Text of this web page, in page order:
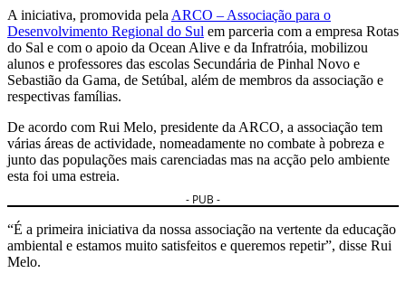
A iniciativa, promovida pela ARCO – Associação para o
Desenvolvimento Regional do Sul em parceria com a empresa Rotas
do Sal e com o apoio da Ocean Alive e da Infratróia, mobilizou
alunos e professores das escolas Secundária de Pinhal Novo e
Sebastião da Gama, de Setúbal, além de membros da associação e
respectivas famílias.
De acordo com Rui Melo, presidente da ARCO, a associação tem
várias áreas de actividade, nomeadamente no combate à pobreza e
junto das populações mais carenciadas mas na acção pelo ambiente
esta foi uma estreia.
- PUB -
“É a primeira iniciativa da nossa associação na vertente da educação
ambiental e estamos muito satisfeitos e queremos repetir”, disse Rui
Melo.